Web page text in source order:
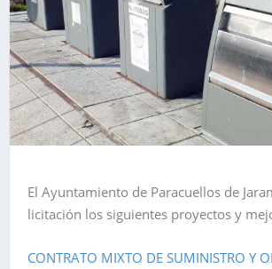
El Ayuntamiento de Paracuellos de
licitación los siguientes proyectos y
CONTRATO MIXTO DE SUMINISTRO Y